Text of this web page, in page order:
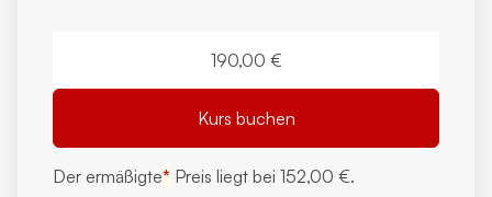
190,00 €
Kurs buchen
Der ermäßigte* Preis liegt bei 152,00 €.